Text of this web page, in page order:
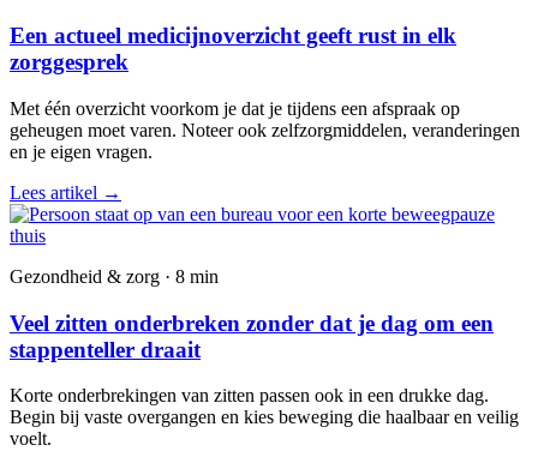
Een actueel medicijnoverzicht geeft rust in elk
zorggesprek
Met één overzicht voorkom je dat je tijdens een afspraak op
geheugen moet varen. Noteer ook zelfzorgmiddelen, veranderingen
en je eigen vragen.
Lees artikel →
Gezondheid & zorg · 8 min
Veel zitten onderbreken zonder dat je dag om een
stappenteller draait
Korte onderbrekingen van zitten passen ook in een drukke dag.
Begin bij vaste overgangen en kies beweging die haalbaar en veilig
voelt.